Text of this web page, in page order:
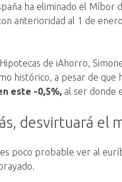
ha eliminado el Míbor
anterioridad al 1 de
de iAhorro,
histórico, a pesar de que
este -0,5%, al ser donde
desvirtuará el
poco probable ver al